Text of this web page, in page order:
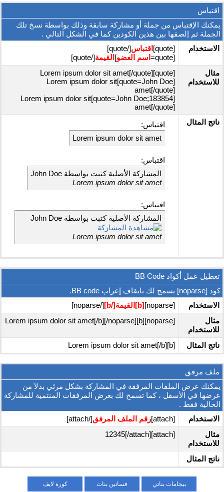
اقتباس
يمكنك الإقتباس من جملة أو مشاركة سابقة وذلك بواسطة نسخ تلك
الجملة ثم إلصقها بين هذين الكودين كما في الشكل التالي .
الاستخدام
[quote] اقتباس[/quote]
[quote=
اسم العضو] القيمة[/quote]
مثال
للاستخدام
[quote]Lorem ipsum dolor sit amet[/quote]
[quote=John Doe]Lorem ipsum dolor sit
amet[/quote]
[quote=John Doe;183854]Lorem ipsum dolor sit
amet[/quote]
ناتج المثال
اقتباس:
Lorem ipsum dolor sit amet
اقتباس:
المشاركة الأصلية كتبت بواسطة John Doe
Lorem ipsum dolor sit amet
اقتباس:
المشاركة الأصلية كتبت بواسطة John Doe
Lorem ipsum dolor sit amet
تعطيل عمل أكواد BB Code
كود [noparse] يسمح لك بايقاف إعراب BB code.
الاستخدام
[noparse] [b]القيمة[/b]
[/noparse]
مثال
للاستخدام
[noparse][b]Lorem ipsum dolor sit amet[/b][/noparse]
ناتج المثال [b]Lorem ipsum dolor sit amet[/b]
ملف مرفق
يمكنك عرض الملفات المرفقة في المشاركة بشكل مرئي بدلآ من
عرضها في الأسفل ، كما تسمح لك بعرض المرفقات المنتمية للمشاركة
الحالية فقط .
الاستخدام
[attach] رقم الملف المرفق[/attach]
مثال
للاستخدام
[attach]12345[/attach]
ناتج المثال
بيجامات بناتي فساتين بنات كورة لايف